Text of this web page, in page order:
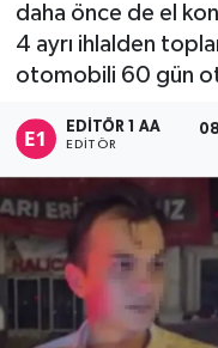
daha önce de el
4 ayrı ihlalden
otomobili 60 gün
EDITÖR 1 AA
EDITÖR
Sağlık
Siyaset
Spor
Türkiye